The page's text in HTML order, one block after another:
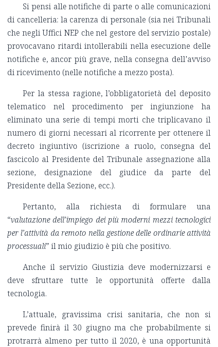
Si pensi alle notifiche di parte o alle comunicazioni
di cancelleria: la carenza di personale (sia nei Tribunali
che negli Uffici NEP che nel gestore del servizio postale)
provocavano ritardi intollerabili nella esecuzione delle
notifiche e, ancor più grave, nella consegna dell’avviso
di ricevimento (nelle notifiche a mezzo posta).
Per la stessa ragione, l’obbligatorietà del deposito
telematico nel procedimento per ingiunzione ha
eliminato una serie di tempi morti che triplicavano il
numero di giorni necessari al ricorrente per ottenere il
decreto ingiuntivo (iscrizione a ruolo, consegna del
fascicolo al Presidente del Tribunale assegnazione alla
sezione, designazione del giudice da parte del
Presidente della Sezione, ecc.).
Pertanto, alla richiesta di formulare una
“valutazione dell’impiego dei più moderni mezzi tecnologici
per l’attività da remoto nella gestione delle ordinarie attività
processuali” il mio giudizio è più che positivo.
Anche il servizio Giustizia deve modernizzarsi e
deve sfruttare tutte le opportunità offerte dalla
tecnologia.
L’attuale, gravissima crisi sanitaria, che non si
prevede finirà il 30 giugno ma che probabilmente si
protrarrà almeno per tutto il 2020, è una opportunità